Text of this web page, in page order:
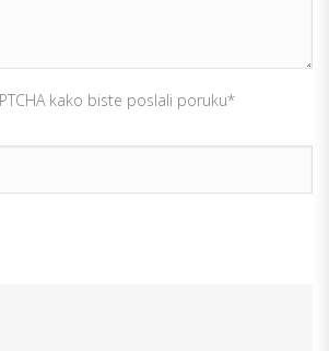
kako biste poslali poruku*